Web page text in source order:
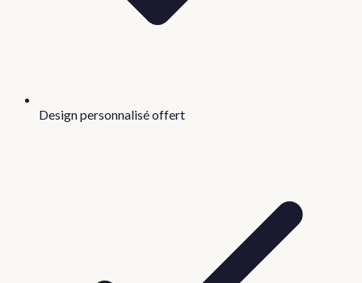
Design personnalisé offert